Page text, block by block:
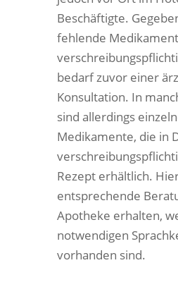
Beschäftigte.
fehlende
bedarf zuvor einer
Konsultation. In
sind allerdings
Medikamente, die in
Rezept erhältlich.
entsprechende
Apotheke erhalten,
notwendigen
vorhanden sind.